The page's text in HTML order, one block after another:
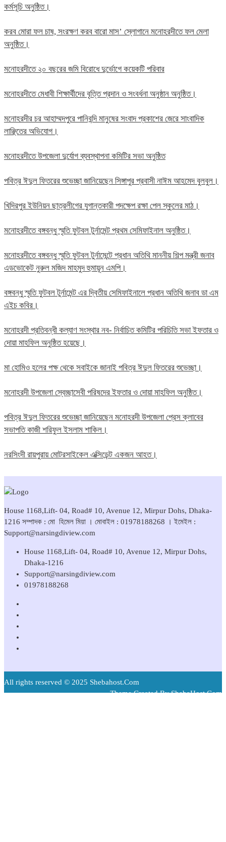
কর্মসূচি অনুষ্ঠিত।
করব মোরা ফল চাষ, সংরক্ষণ করব বারো মাস’ স্লোগানে মনোহরদীতে ফল মেলা
অনুষ্ঠিত।
মনোহরদীতে ২০ বছরের জমি বিরোধে দুর্ভোগে কয়েকটি পরিবার
মনোহরদীতে মেধাবী শিক্ষার্থীদের বৃত্তি প্রদান ও সংবর্ধনা অনুষ্ঠান অনুষ্ঠিত।
মনোহরদীর চর আহাম্মদপুরে পানিবন্দি মানুষের সংবাদ প্রকাশের জেরে সাংবাদিক
লাঞ্ছিতের অভিযোগ।
মনোহরদীতে উপজেলা দুর্যোগ ব্যবস্থাপনা কমিটির সভা অনুষ্ঠিত
পবিত্র ঈদুল ফিতরের শুভেচ্ছা জানিয়েছেন সিঙ্গাপুর প্রবাসী নাঈম আহমেদ বুলবুল।
খিদিরপুর ইউনিয়ন ছাত্রলীগের যুগান্তকারী পদক্ষেপ রক্ষা পেল স্কুলের মাঠ।
মনোহরদীতে বঙ্গবন্ধু স্মৃতি ফুটবল টুর্নামেন্ট প্রথম সেমিফাইনাল অনুষ্ঠিত।
মনোহরদীতে বঙ্গবন্ধু স্মৃতি ফুটবল টুর্নামেন্টে প্রধান অতিথি মাননীয় শিল্প মন্ত্রী জনাব
এডভোকেট নুরুল মজিদ মাহমুদ হুমায়ূন এমপি।
বঙ্গবন্ধু স্মৃতি ফুটবল টুর্নামেন্ট এর দ্বিতীয় সেমিফাইনালে প্রধান অতিথি জনাব ডা এম
এইচ কবির।
মনোহরদী প্রতিবন্ধী কল্যাণ সংস্থার নব- নির্বাচিত কমিটির পরিচিতি সভা ইফতার ও
দোয়া মাহফিল অনুষ্ঠিত হয়েছে।
মা হোমিও হলের পক্ষ থেকে সবাইকে জানাই পবিত্র ঈদুল ফিতরের শুভেচ্ছা।
মনোহরদী উপজেলা স্বেচ্ছাসেবী পরিষদের ইফতার ও দোয়া মাহফিল অনুষ্ঠিত।
পবিত্র ঈদুল ফিতরের শুভেচ্ছা জানিয়েছেন মনোহরদী উপজেলা প্রেস ক্লাবের
সভাপতি কাজী শরিফুল ইসলাম শাকিল।
নরসিংদী রায়পুরায় মোটরসাইকেল এক্সিডেন্ট একজন আহত।
House 1168,Lift- 04, Road# 10, Avenue 12, Mirpur Dohs, Dhaka-
1216 সম্পাদক : মো হিমেল মিয়া । মোবাইল : 01978188268 । ইমেইল :
Support@narsingdiview.com
House 1168,Lift- 04, Road# 10, Avenue 12, Mirpur Dohs,
Dhaka-1216
Support@narsingdiview.com
01978188268
All rights reserved © 2025 Shebahost.Com
Theme Created By ShebaHost.Com